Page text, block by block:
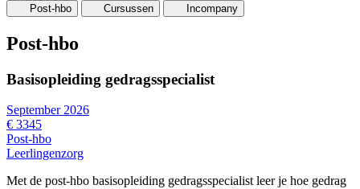
Post-hbo Cursussen Incompany
Post-hbo
Basisopleiding gedragsspecialist
September 2026
€ 3345
Post-hbo
Leerlingenzorg
Met de post-hbo basisopleiding gedragsspecialist leer je hoe gedrag